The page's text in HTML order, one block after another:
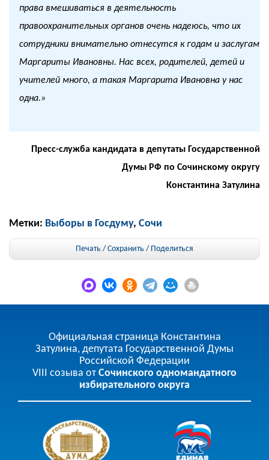
права вмешиваться в деятельность
правоохранительных органов очень надеюсь, что их
сотрудники внимательно отнесутся к годам и заслугам
Маргариты Ивановны. Нас всех, родителей, детей и
учителей много, а такая Маргарита Ивановна у нас
одна.»
Пресс-служба кандидата в депутаты Государственной
Думы РФ по Сочинскому округу
Константина Затулина
Метки: Выборы в Госдуму, Сочи
Печать / Сохранить / Поделиться
Официальная страница Константина
Затулина, депутата Государственной Думы
Российской Федерации
VIII созыва от Сочинского одномандатного
избирательного округа